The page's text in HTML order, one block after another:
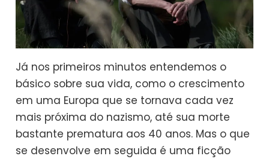
Já nos primeiros minutos entendemos o
básico sobre sua vida, como o crescimento
em uma Europa que se tornava cada vez
mais próxima do nazismo, até sua morte
bastante prematura aos 40 anos. Mas o que
se desenvolve em seguida é uma ficção